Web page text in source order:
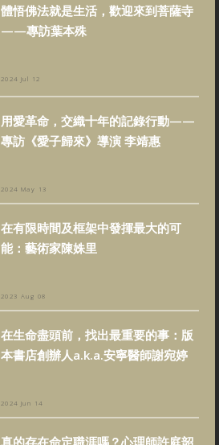
體悟佛法就是生活，歡迎來到菩薩寺
——專訪葉本殊
2024 Jul 12
用愛革命，交織十年的記錄行動——
專訪《愛子歸來》導演 李靖惠
2024 May 13
在有限時間及框架中發揮最大的可
能：藝術家陳姝里
2023 Aug 08
在生命盡頭前，找出最重要的事：版
本書店創辦人a.k.a.安寧醫師謝宛婷
2024 Jun 14
真的存在命定職涯嗎？心理師許庭韶